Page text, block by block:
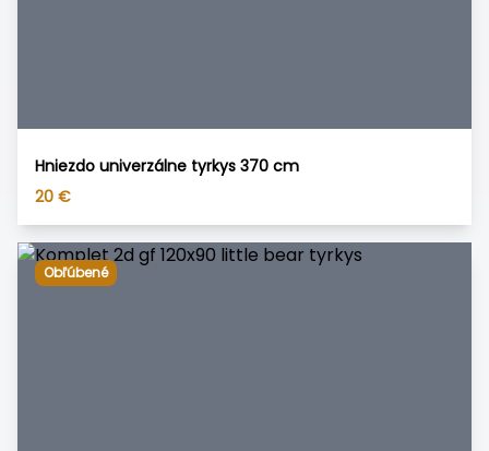
Hniezdo univerzálne tyrkys 370 cm
20 €
Obľúbené